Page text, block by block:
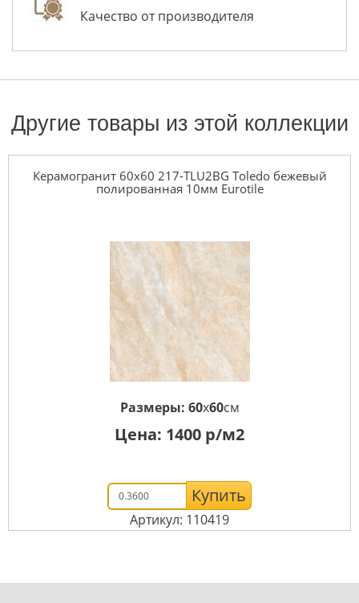
Качество от производителя
Другие товары из этой коллекции
Керамогранит 60x60 217-TLU2BG Toledo бежевый
полированная 10мм Eurotile
Размеры: 60x60см
Цена: 1400 р/м2
Купить
Артикул: 110419